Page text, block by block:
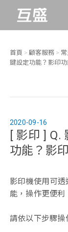
首頁 > 顧客服務 >
鍵設定功能？影印
2020-09-16
[ 影印 ] Q.
功能？影
影印機使用可
能，操作更便利
請依以下步驟操